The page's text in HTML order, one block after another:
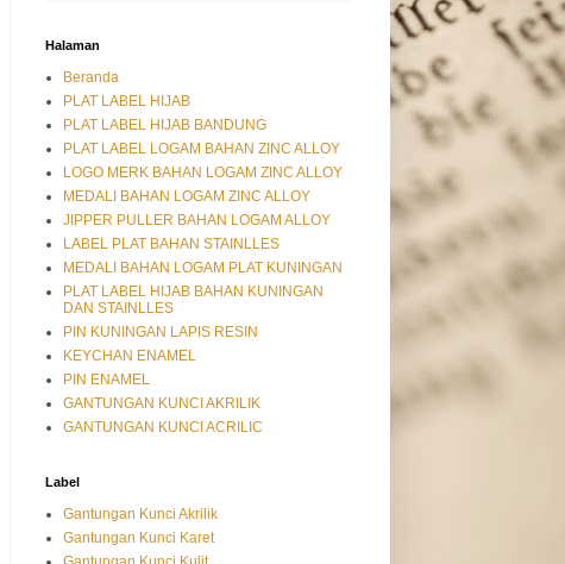
Halaman
Beranda
PLAT LABEL HIJAB
PLAT LABEL HIJAB BANDUNG
PLAT LABEL LOGAM BAHAN ZINC ALLOY
LOGO MERK BAHAN LOGAM ZINC ALLOY
MEDALI BAHAN LOGAM ZINC ALLOY
JIPPER PULLER BAHAN LOGAM ALLOY
LABEL PLAT BAHAN STAINLLES
MEDALI BAHAN LOGAM PLAT KUNINGAN
PLAT LABEL HIJAB BAHAN KUNINGAN
DAN STAINLLES
PIN KUNINGAN LAPIS RESIN
KEYCHAN ENAMEL
PIN ENAMEL
GANTUNGAN KUNCI AKRILIK
GANTUNGAN KUNCI ACRILIC
Label
Gantungan Kunci Akrilik
Gantungan Kunci Karet